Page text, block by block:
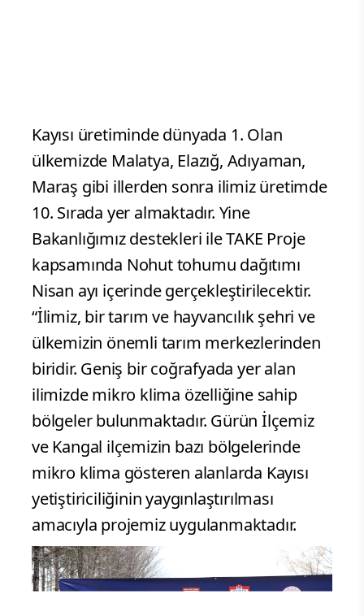
Kayısı üretiminde dünyada 1. Olan
ülkemizde Malatya, Elazığ, Adıyaman,
Maraş gibi illerden sonra ilimiz üretimde
10. Sırada yer almaktadır. Yine
Bakanlığımız destekleri ile TAKE Proje
kapsamında Nohut tohumu dağıtımı
Nisan ayı içerinde gerçekleştirilecektir.
“İlimiz, bir tarım ve hayvancılık şehri ve
ülkemizin önemli tarım merkezlerinden
biridir. Geniş bir coğrafyada yer alan
ilimizde mikro klima özelliğine sahip
bölgeler bulunmaktadır. Gürün İlçemiz
ve Kangal ilçemizin bazı bölgelerinde
mikro klima gösteren alanlarda Kayısı
yetiştiriciliğinin yaygınlaştırılması
amacıyla projemiz uygulanmaktadır.